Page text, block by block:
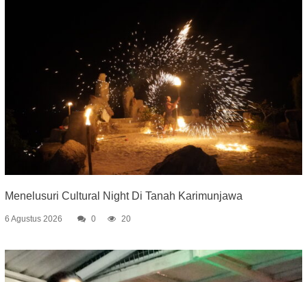
Menelusuri Cultural Night Di Tanah Karimunjawa
6 Agustus 2026 0 20